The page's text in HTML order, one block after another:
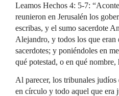
Leamos Hechos 4: 5-7:
reunieron en Jerusalén los
escribas, y el sumo sacerdote
Alejandro, y todos los que eran
sacerdotes; y poniéndoles en
qué potestad, o en qué nombre,
Al parecer, los tribunales judíos
en círculo y todo aquel que era